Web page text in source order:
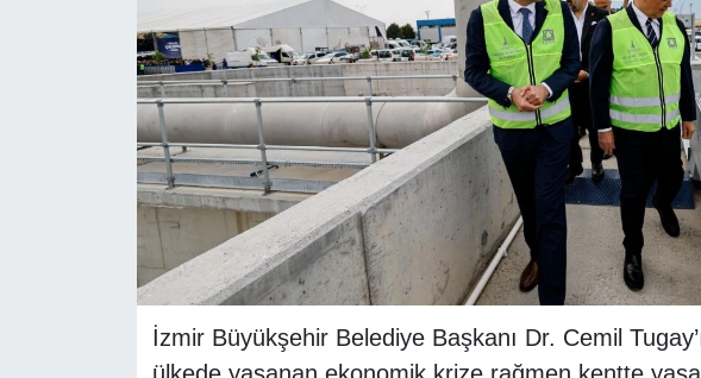
İzmir Büyükşehir Belediye Başkanı Dr. Cemil